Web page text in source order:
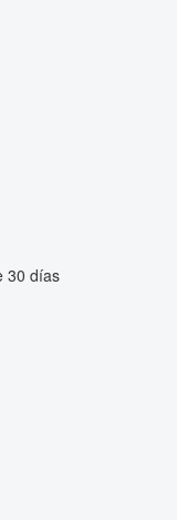
30 días